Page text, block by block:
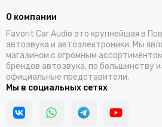
О компании
Favorit Car Audio это крупнейшая в
автозвука и автоэлектроники. Мы
магазином с огромным
брендов автозвука, по большинству
официальные представители.
Мы в социальных сетях